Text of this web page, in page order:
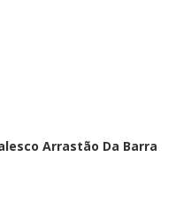
Arrastão Da Barra